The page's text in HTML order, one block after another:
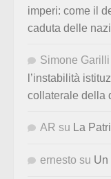
imperi: come il
caduta delle
Simone Garilli
l’instabilità
collaterale della
AR su La
ernesto su Un